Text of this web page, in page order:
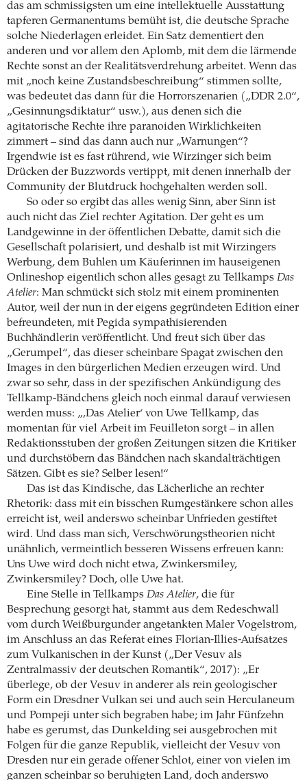
das am schmissigsten um eine intellektuelle Ausstattung
tapferen Germanentums bemüht ist, die deutsche Sprache
solche Niederlagen erleidet. Ein Satz dementiert den
anderen und vor allem den Aplomb, mit dem die lärmende
Rechte sonst an der Realitätsverdrehung arbeitet. Wenn das
mit „noch keine Zustandsbeschreibung“ stimmen sollte,
was bedeutet das dann für die Horrorszenarien („DDR 2.0“,
„Gesinnungsdiktatur“ usw.), aus denen sich die
agitatorische Rechte ihre paranoiden Wirklichkeiten
zimmert – sind das dann auch nur „Warnungen“?
Irgendwie ist es fast rührend, wie Wirzinger sich beim
Drücken der Buzzwords vertippt, mit denen innerhalb der
Community der Blutdruck hochgehalten werden soll.
So oder so ergibt das alles wenig Sinn, aber Sinn ist
auch nicht das Ziel rechter Agitation. Der geht es um
Landgewinne in der öffentlichen Debatte, damit sich die
Gesellschaft polarisiert, und deshalb ist mit Wirzingers
Werbung, dem Buhlen um Käuferinnen im hauseigenen
Onlineshop eigentlich schon alles gesagt zu Tellkamps Das
Atelier: Man schmückt sich stolz mit einem prominenten
Autor, weil der nun in der eigens gegründeten Edition einer
befreundeten, mit Pegida sympathisierenden
Buchhändlerin veröffentlicht. Und freut sich über das
„Gerumpel“, das dieser scheinbare Spagat zwischen den
Images in den bürgerlichen Medien erzeugen wird. Und
zwar so sehr, dass in der spezifischen Ankündigung des
Tellkamp-Bändchens gleich noch einmal darauf verwiesen
werden muss: „‚Das Atelier‘ von Uwe Tellkamp, das
momentan für viel Arbeit im Feuilleton sorgt – in allen
Redaktionsstuben der großen Zeitungen sitzen die Kritiker
und durchstöbern das Bändchen nach skandalträchtigen
Sätzen. Gibt es sie? Selber lesen!“
Das ist das Kindische, das Lächerliche an rechter
Rhetorik: dass mit ein bisschen Rumgestänkere schon alles
erreicht ist, weil anderswo scheinbar Unfrieden gestiftet
wird. Und dass man sich, Verschwörungstheorien nicht
unähnlich, vermeintlich besseren Wissens erfreuen kann:
Uns Uwe wird doch nicht etwa, Zwinkersmiley,
Zwinkersmiley? Doch, olle Uwe hat.
Eine Stelle in Tellkamps Das Atelier, die für
Besprechung gesorgt hat, stammt aus dem Redeschwall
vom durch Weißburgunder angetankten Maler Vogelstrom,
im Anschluss an das Referat eines Florian-Illies-Aufsatzes
zum Vulkanischen in der Kunst („Der Vesuv als
Zentralmassiv der deutschen Romantik“, 2017): „Er
überlege, ob der Vesuv in anderer als rein geologischer
Form ein Dresdner Vulkan sei und auch sein Herculaneum
und Pompeji unter sich begraben habe; im Jahr Fünfzehn
habe es gerumst, das Dunkelding sei ausgebrochen mit
Folgen für die ganze Republik, vielleicht der Vesuv von
Dresden nur ein gerade offener Schlot, einer von vielen im
ganzen scheinbar so beruhigten Land, doch anderswo